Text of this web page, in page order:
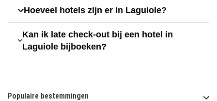
Hoeveel hotels zijn er in Laguiole?
Kan ik late check-out bij een hotel in
Laguiole bijboeken?
Populaire bestemmingen